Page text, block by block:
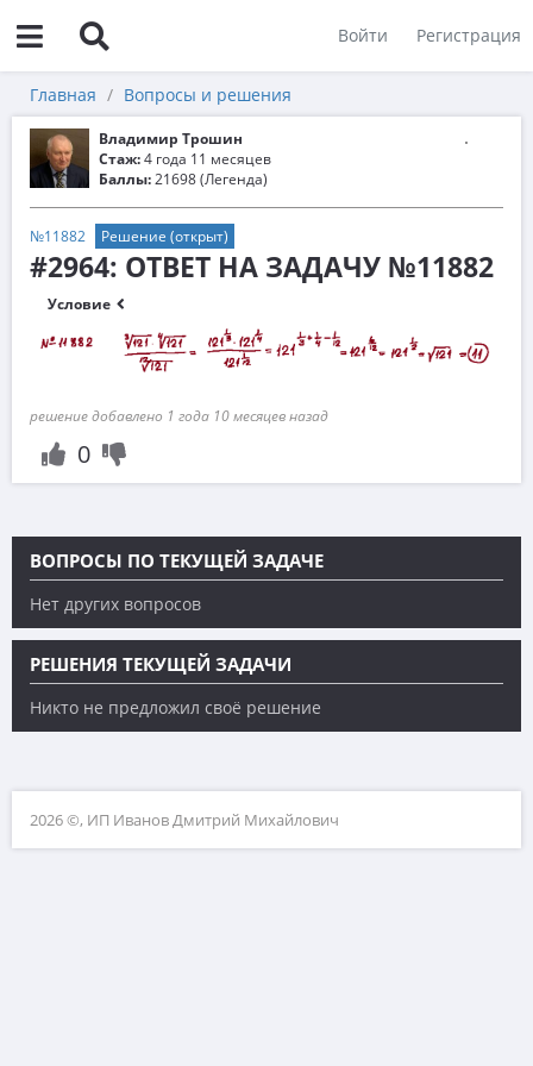
Войти Регистрация
Главная Вопросы и решения
Владимир Трошин
Стаж:4 года 11 месяцев
Баллы:21698 (Легенда)
№11882 Решение (открыт)
#2964: ОТВЕТ НА ЗАДАЧУ №11882
Условие
решение добавлено 1 года 10 месяцев назад
0
ВОПРОСЫ ПО ТЕКУЩЕЙ ЗАДАЧЕ
Нет других вопросов
РЕШЕНИЯ ТЕКУЩЕЙ ЗАДАЧИ
Никто не предложил своё решение
2026 ©, ИП Иванов Дмитрий Михайлович